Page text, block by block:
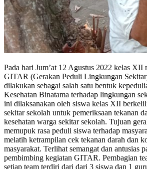
Pada hari Jum’at 12 Agustus 2022 kelas XII
GITAR (Gerakan Peduli Lingkungan
dilakukan sebagai salah satu bentuk
Kesehatan Binatama terhadap lingkungan
ini dilaksanakan oleh siswa kelas XII
sekitar sekolah untuk pemeriksaan tekanan
kesehatan warga sekitar sekolah. Tujuan
memupuk rasa peduli siswa terhadap
melatih ketrampilan cek tekanan darah dan
masyarakat. Terlihat semangat dan antusias
pembimbing kegiatan GITAR. Pembagian
setiap team terdiri dari dari 3 siswa dan 1